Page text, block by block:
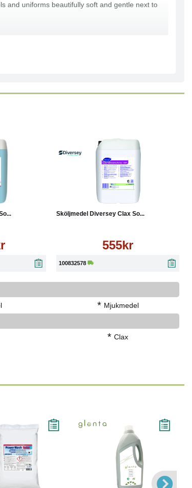
and uniforms beautifully soft and gentle next to
Läs mer
Sköljmedel Diversey Clax So...
555kr
100832578
Läs mer
* Mjukmedel
* Clax
Läs mer Läs mer